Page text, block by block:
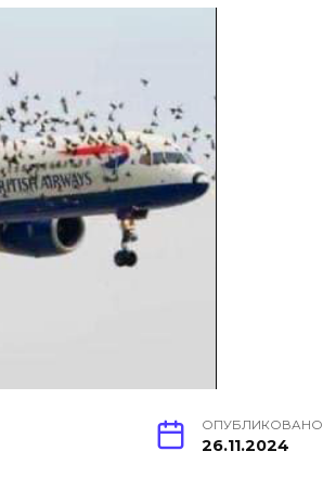
ОПУБЛИКОВАНО
26.11.2024